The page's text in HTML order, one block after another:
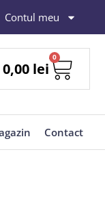
Contul meu
0,00 lei
0
Contact